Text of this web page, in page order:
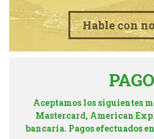
Hable con
Aceptamos los siguientes
Mastercard, American
bancaria. Pagos efectuados